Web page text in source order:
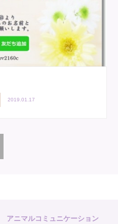
2019.01.17
アニマルコミュニケーション